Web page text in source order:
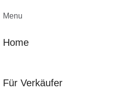
Menu
Home
Für Verkäufer